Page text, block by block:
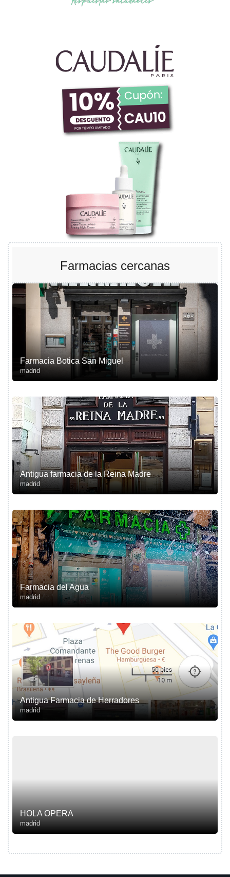
Farmacias cercanas
Farmacia Botica San Miguel
madrid
Antigua farmacia de la Reina Madre
madrid
Farmacia del Agua
madrid
Antigua Farmacia de Herradores
madrid
HOLA OPERA
madrid